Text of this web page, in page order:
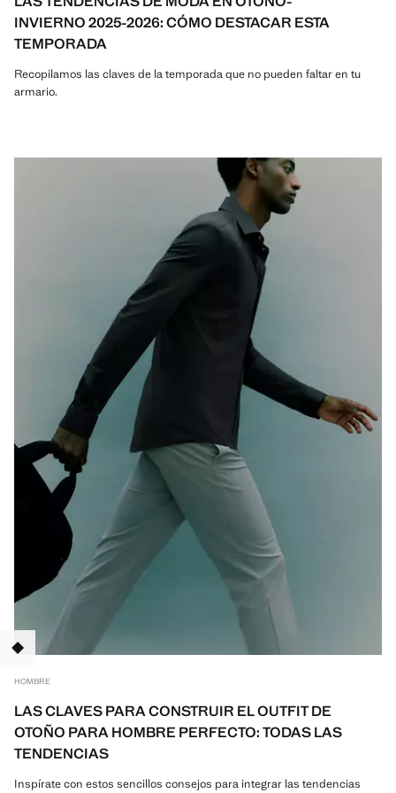
INVIERNO 2025-2026: CÓMO DESTACAR ESTA
TEMPORADA
Recopilamos las claves de la temporada que no pueden faltar en tu
armario.
HOMBRE
LAS CLAVES PARA CONSTRUIR EL OUTFIT DE
OTOÑO PARA HOMBRE PERFECTO: TODAS LAS
TENDENCIAS
Inspírate con estos sencillos consejos para integrar las tendencias